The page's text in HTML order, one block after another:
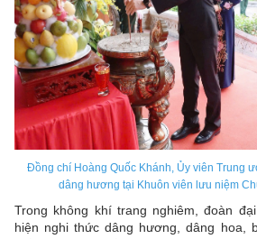
Đồng chí Hoàng Quốc Khánh, Ủy viên Trung
dâng hương tại Khuôn viên lưu niệm
Trong không khí trang nghiêm, đoàn
hiện nghi thức dâng hương, dâng hoa,